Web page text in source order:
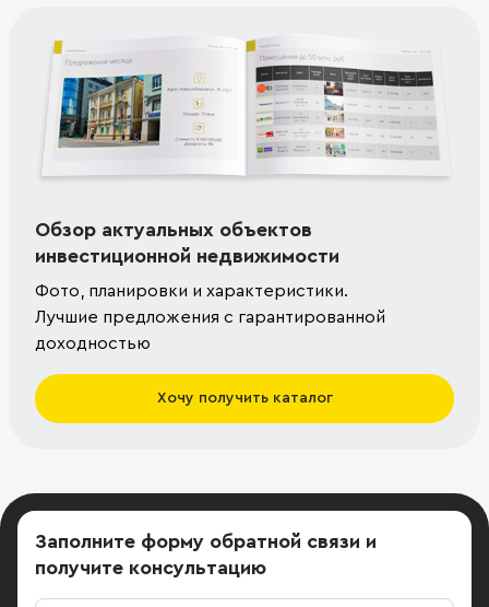
Обзор актуальных объектов
инвестиционной недвижимости
Фото, планировки и характеристики.
Лучшие предложения с гарантированной
доходностью
Хочу получить каталог
Заполните форму обратной связи и
получите консультацию